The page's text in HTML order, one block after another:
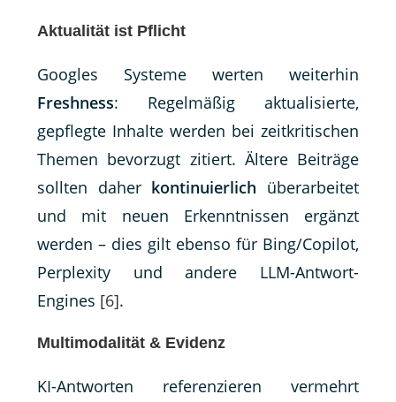
Aktualität ist Pflicht
Googles Systeme werten weiterhin
Freshness: Regelmäßig aktualisierte,
gepflegte Inhalte werden bei zeitkritischen
Themen bevorzugt zitiert. Ältere Beiträge
sollten daher kontinuierlich überarbeitet
und mit neuen Erkenntnissen ergänzt
werden – dies gilt ebenso für Bing/Copilot,
Perplexity und andere LLM-Antwort-
Engines [6].
Multimodalität & Evidenz
KI-Antworten referenzieren vermehrt